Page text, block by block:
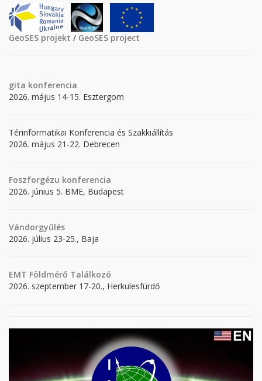
GeoSES projekt / GeoSES project
gita konferencia
2026. május 14-15. Esztergom
Térinformatikai Konferencia és Szakkiállítás
2026. május 21-22. Debrecen
Foszforgézu konferencia
2026. június 5. BME, Budapest
Vándorgyűlés
2026. július 23-25., Baja
EMT Földmérő Találkozó
2026. szeptember 17-20., Herkulesfürdő